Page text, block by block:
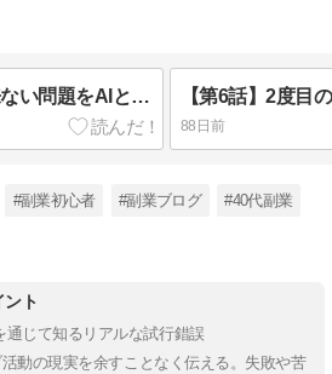
Googleクローラーが来ない問題をAIと調べたらクリック数が10回になってた【途中経過】
88日前
#副業初心者 #副業ブログ #40代副業
ント
通じて知るリアルな試行錯誤
動の現実を余すことなく伝える。失敗や苦